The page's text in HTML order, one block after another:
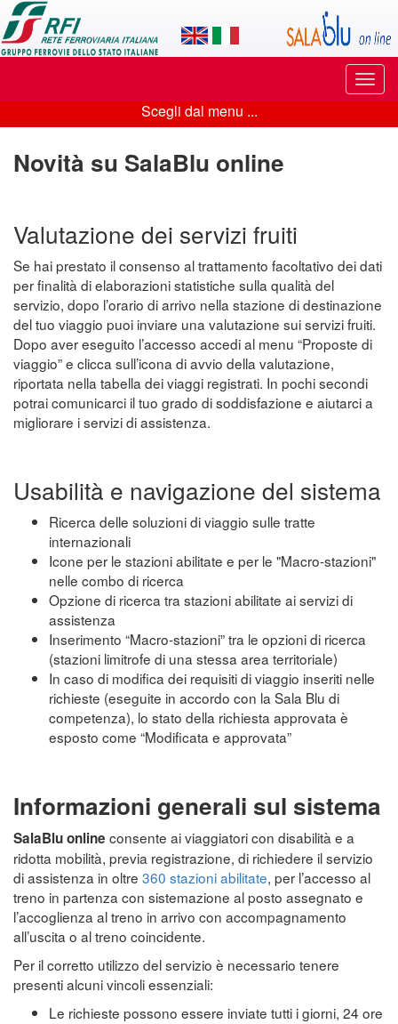
Applicazione
SalaBlu
Online
di
Rete
Ferroviaria
di
Scegli
dal
menu
Scegli dal menu ...
Novità su SalaBlu online
Valutazione dei servizi fruiti
Se hai prestato il consenso al trattamento facoltativo dei dati
per finalità di elaborazioni statistiche sulla qualità del
servizio, dopo l’orario di arrivo nella stazione di destinazione
del tuo viaggio puoi inviare una valutazione sui servizi fruiti.
Dopo aver eseguito l’accesso accedi al menu “Proposte di
viaggio” e clicca sull’icona di avvio della valutazione,
riportata nella tabella dei viaggi registrati. In pochi secondi
potrai comunicarci il tuo grado di soddisfazione e aiutarci a
migliorare i servizi di assistenza.
Usabilità e navigazione del sistema
Ricerca delle soluzioni di viaggio sulle tratte
internazionali
Icone per le stazioni abilitate e per le "Macro-stazioni"
nelle combo di ricerca
Opzione di ricerca tra stazioni abilitate ai servizi di
assistenza
Inserimento “Macro-stazioni” tra le opzioni di ricerca
(stazioni limitrofe di una stessa area territoriale)
In caso di modifica dei requisiti di viaggio inseriti nelle
richieste (eseguite in accordo con la Sala Blu di
competenza), lo stato della richiesta approvata è
esposto come “Modificata e approvata”
Informazioni generali sul sistema
SalaBlu online consente ai viaggiatori con disabilità e a
ridotta mobilità, previa registrazione, di richiedere il servizio
di assistenza in oltre 360 stazioni abilitate, per l’accesso al
treno in partenza con sistemazione al posto assegnato e
l’accoglienza al treno in arrivo con accompagnamento
all’uscita o al treno coincidente.
Per il corretto utilizzo del servizio è necessario tenere
presenti alcuni vincoli essenziali:
Le richieste possono essere inviate tutti i giorni, 24 ore